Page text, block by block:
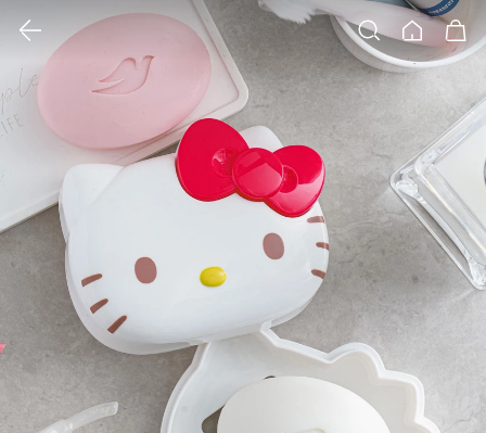
검색 홈 장바구니
클릭 시 이미지 확대 보기 팝업 열림